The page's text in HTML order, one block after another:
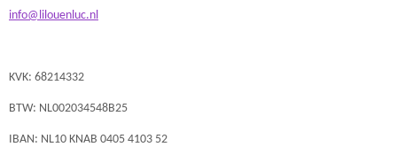
info@lilouenluc.nl
KVK: 68214332
BTW: NL002034548B25
IBAN: NL10 KNAB 0405 4103 52